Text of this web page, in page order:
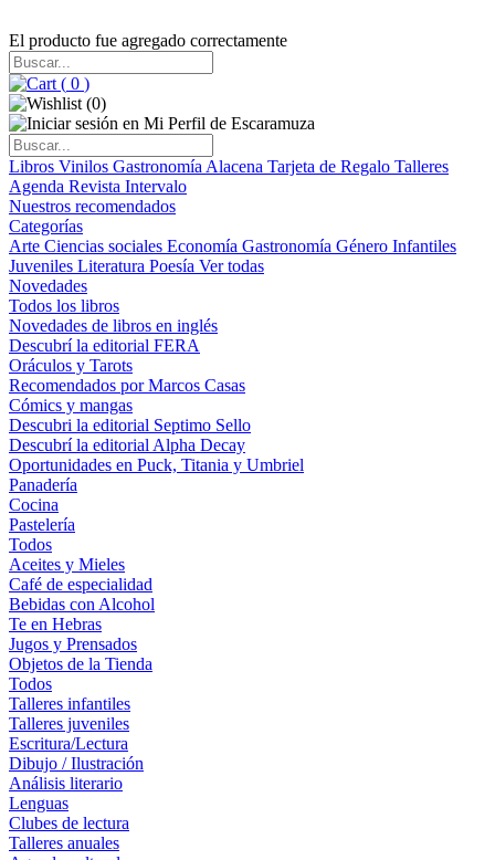
El producto fue agregado correctamente
( 0 )
(0)
Libros Vinilos Gastronomía Alacena Tarjeta de Regalo Talleres
Agenda Revista Intervalo
Nuestros recomendados
Categorías
Arte Ciencias sociales Economía Gastronomía Género Infantiles
Juveniles Literatura Poesía Ver todas
Novedades
Todos los libros
Novedades de libros en inglés
Descubrí la editorial FERA
Oráculos y Tarots
Recomendados por Marcos Casas
Cómics y mangas
Descubri la editorial Septimo Sello
Descubrí la editorial Alpha Decay
Oportunidades en Puck, Titania y Umbriel
Panadería
Cocina
Pastelería
Todos
Aceites y Mieles
Café de especialidad
Bebidas con Alcohol
Te en Hebras
Jugos y Prensados
Objetos de la Tienda
Todos
Talleres infantiles
Talleres juveniles
Escritura/Lectura
Dibujo / Ilustración
Análisis literario
Lenguas
Clubes de lectura
Talleres anuales